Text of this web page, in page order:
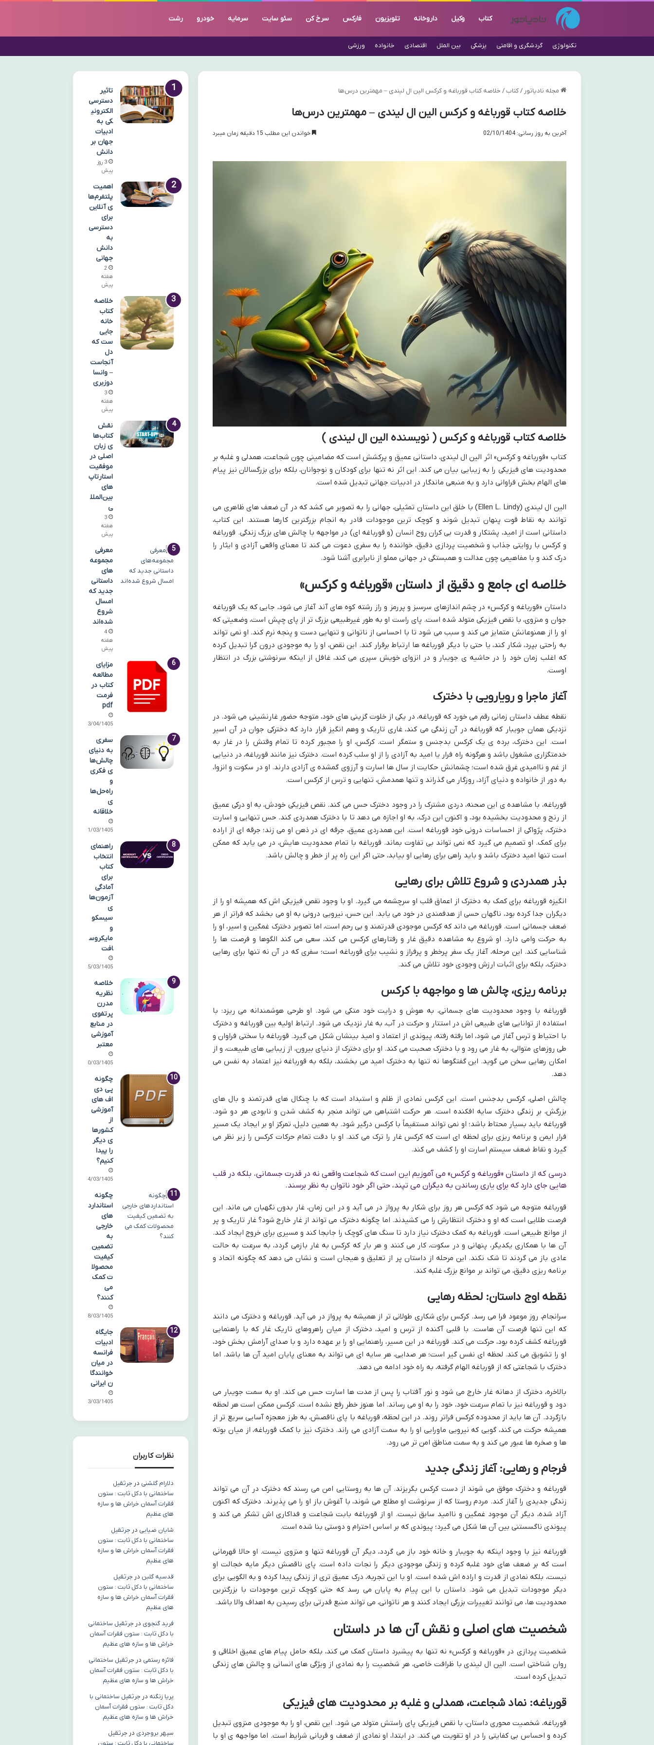
کتاب وکیل داروخانه تلویزیون فارکس سرخ کن سئو سایت سرمایه خودرو رشت
تکنولوژی گردشگری و اقامتی پزشکی بین الملل اقتصادی خانواده ورزشی
مجله نادیاتور / کتاب / خلاصه کتاب قورباغه و کرکس الین ال لیندی – مهمترین درس‌ها
خلاصه کتاب قورباغه و کرکس الین ال لیندی – مهمترین درس‌ها
آخرین به روز رسانی: 02/10/1404 خواندن این مطلب 15 دقیقه زمان میبرد
خلاصه کتاب قورباغه و کرکس ( نویسنده الین ال لیندی )
کتاب «قورباغه و کرکس» اثر الین ال لیندی، داستانی عمیق و پرکشش است که مضامینی چون شجاعت، همدلی و غلبه بر
محدودیت های فیزیکی را به زیبایی بیان می کند. این اثر نه تنها برای کودکان و نوجوانان، بلکه برای بزرگسالان نیز پیام
های الهام بخش فراوانی دارد و به منبعی ماندگار در ادبیات جهانی تبدیل شده است.
الین ال لیندی (Ellen L. Lindy) با خلق این داستان تمثیلی، جهانی را به تصویر می کشد که در آن ضعف های ظاهری می
توانند به نقاط قوت پنهان تبدیل شوند و کوچک ترین موجودات قادر به انجام بزرگترین کارها هستند. این کتاب،
داستانی است از امید، پشتکار و قدرت بی کران روح انسان (و قورباغه ای) در مواجهه با چالش های بزرگ زندگی. قورباغه
و کرکس با روایتی جذاب و شخصیت پردازی دقیق، خواننده را به سفری دعوت می کند تا معنای واقعی آزادی و ایثار را
درک کند و با مفاهیمی چون عدالت و همبستگی در جهانی مملو از نابرابری آشنا شود.
خلاصه ای جامع و دقیق از داستان «قورباغه و کرکس»
داستان «قورباغه و کرکس» در چشم اندازهای سرسبز و پررمز و راز رشته کوه های آند آغاز می شود، جایی که یک قورباغه
جوان و منزوی، با نقص فیزیکی متولد شده است. پای راست او به طور غیرطبیعی بزرگ تر از پای چپش است، وضعیتی که
او را از همنوعانش متمایز می کند و سبب می شود تا با احساسی از ناتوانی و تنهایی دست و پنجه نرم کند. او نمی تواند
به راحتی بپرد، شکار کند، یا حتی با دیگر قورباغه ها ارتباط برقرار کند. این نقص، او را به موجودی درون گرا تبدیل کرده
که اغلب زمان خود را در حاشیه ی جویبار و در انزوای خویش سپری می کند، غافل از اینکه سرنوشتی بزرگ در انتظار
اوست.
آغاز ماجرا و رویارویی با دخترک
نقطه عطف داستان زمانی رقم می خورد که قورباغه، در یکی از خلوت گزینی های خود، متوجه حضور غارنشینی می شود. در
نزدیکی همان جویبار که قورباغه در آن زندگی می کند، غاری تاریک و وهم انگیز قرار دارد که دخترکی جوان در آن اسیر
است. این دخترک، برده ی یک کرکس بدجنس و ستمگر است. کرکس، او را مجبور کرده تا تمام وقتش را در غار به
خدمتگزاری مشغول باشد و هرگونه راه فرار یا امید به آزادی را از او سلب کرده است. دخترک نیز مانند قورباغه، در دنیایی
از غم و ناامیدی غرق شده است؛ چشمانش حکایت از سال ها اسارت و آرزوی گمشده ی آزادی دارند. او در سکوت و انزوا،
به دور از خانواده و دنیای آزاد، روزگار می گذراند و تنها همدمش، تنهایی و ترس از کرکس است.
قورباغه، با مشاهده ی این صحنه، دردی مشترک را در وجود دخترک حس می کند. نقص فیزیکی خودش، به او درکی عمیق
از رنج و محدودیت بخشیده بود، و اکنون این درک، به او اجازه می دهد تا با دخترک همدردی کند. حس تنهایی و اسارت
دخترک، پژواکی از احساسات درونی خود قورباغه است. این همدردی عمیق، جرقه ای در ذهن او می زند؛ جرقه ای از اراده
برای کمک. او تصمیم می گیرد که نمی تواند بی تفاوت بماند. قورباغه با تمام محدودیت هایش، در می یابد که ممکن
است تنها امید دخترک باشد و باید راهی برای رهایی او بیابد، حتی اگر این راه پر از خطر و چالش باشد.
بذر همدردی و شروع تلاش برای رهایی
انگیزه قورباغه برای کمک به دخترک از اعماق قلب او سرچشمه می گیرد. او با وجود نقص فیزیکی اش که همیشه او را از
دیگران جدا کرده بود، ناگهان حسی از هدفمندی در خود می یابد. این حس، نیرویی درونی به او می بخشد که فراتر از هر
ضعف جسمانی است. قورباغه می داند که کرکس موجودی قدرتمند و بی رحم است، اما تصویر دخترک غمگین و اسیر، او را
به حرکت وامی دارد. او شروع به مشاهده دقیق غار و رفتارهای کرکس می کند، سعی می کند الگوها و فرصت ها را
شناسایی کند. این مرحله، آغاز یک سفر پرخطر و پرفراز و نشیب برای قورباغه است؛ سفری که در آن نه تنها برای رهایی
دخترک، بلکه برای اثبات ارزش وجودی خود تلاش می کند.
برنامه ریزی، چالش ها و مواجهه با کرکس
قورباغه با وجود محدودیت های جسمانی، به هوش و درایت خود متکی می شود. او طرحی هوشمندانه می ریزد: با
استفاده از توانایی های طبیعی اش در استتار و حرکت در آب، به غار نزدیک می شود. ارتباط اولیه بین قورباغه و دخترک
با احتیاط و ترس آغاز می شود، اما رفته رفته، پیوندی از اعتماد و امید بینشان شکل می گیرد. قورباغه با سختی فراوان و
طی روزهای متوالی، به غار می رود و با دخترک صحبت می کند. او برای دخترک از دنیای بیرون، از زیبایی های طبیعت، و از
امکان رهایی سخن می گوید. این گفتگوها نه تنها به دخترک امید می بخشند، بلکه به قورباغه نیز اعتماد به نفس می
دهد.
چالش اصلی، کرکس بدجنس است. این کرکس نمادی از ظلم و استبداد است که با چنگال های قدرتمند و بال های
بزرگش، بر زندگی دخترک سایه افکنده است. هر حرکت اشتباهی می تواند منجر به کشف شدن و نابودی هر دو شود.
قورباغه باید بسیار محتاط باشد؛ او نمی تواند مستقیماً با کرکس درگیر شود. به همین دلیل، تمرکز او بر ایجاد یک مسیر
فرار ایمن و برنامه ریزی برای لحظه ای است که کرکس غار را ترک می کند. او با دقت تمام حرکات کرکس را زیر نظر می
گیرد و نقاط ضعف سیستم اسارت او را کشف می کند.
درسی که از داستان «قورباغه و کرکس» می آموزیم این است که شجاعت واقعی نه در قدرت جسمانی، بلکه در قلب
هایی جای دارد که برای یاری رساندن به دیگران می تپند، حتی اگر خود ناتوان به نظر برسند.
قورباغه متوجه می شود که کرکس هر روز برای شکار به پرواز در می آید و در این زمان، غار بدون نگهبان می ماند. این
فرصت طلایی است که او و دخترک انتظارش را می کشیدند. اما چگونه دخترک می تواند از غار خارج شود؟ غار تاریک و پر
از موانع طبیعی است. قورباغه به کمک دخترک نیاز دارد تا سنگ های کوچک را جابجا کند و مسیری برای خروج ایجاد کند.
آن ها با همکاری یکدیگر، پنهانی و در سکوت، کار می کنند و هر بار که کرکس به غار بازمی گردد، به سرعت به حالت
عادی باز می گردند تا شک نکند. این مرحله از داستان پر از تعلیق و هیجان است و نشان می دهد که چگونه اتحاد و
برنامه ریزی دقیق، می تواند بر موانع بزرگ غلبه کند.
نقطه اوج داستان: لحظه رهایی
سرانجام، روز موعود فرا می رسد. کرکس برای شکاری طولانی تر از همیشه به پرواز در می آید. قورباغه و دخترک می دانند
که این تنها فرصت آن هاست. با قلبی آکنده از ترس و امید، دخترک از میان راهروهای تاریک غار که با راهنمایی
قورباغه کشف کرده بود، حرکت می کند. قورباغه در این مسیر، راهنمایی او را بر عهده دارد و با صدای آرامش بخش خود،
او را تشویق می کند. لحظه ای نفس گیر است؛ هر صدایی، هر سایه ای می تواند به معنای پایان امید آن ها باشد. اما
دخترک با شجاعتی که از قورباغه الهام گرفته، به راه خود ادامه می دهد.
بالاخره، دخترک از دهانه غار خارج می شود و نور آفتاب را پس از مدت ها اسارت حس می کند. او به سمت جویبار می
دود و قورباغه نیز با تمام سرعت خود، خود را به او می رساند. اما هنوز خطر رفع نشده است. کرکس ممکن است هر لحظه
بازگردد. آن ها باید از محدوده کرکس فراتر روند. در این لحظه، قورباغه با پای ناقصش، به طرز معجزه آسایی سریع تر از
همیشه حرکت می کند، گویی که نیرویی ماورایی او را به سمت آزادی می راند. دخترک نیز با کمک قورباغه، از میان بوته
ها و صخره ها عبور می کند و به سمت مناطق امن تر می رود.
فرجام و رهایی: آغاز زندگی جدید
قورباغه و دخترک موفق می شوند از دست کرکس بگریزند. آن ها به روستایی امن می رسند که دخترک در آن می تواند
زندگی جدیدی را آغاز کند. مردم روستا که از سرنوشت او مطلع می شوند، با آغوش باز او را می پذیرند. دخترک که اکنون
آزاد شده، دیگر آن موجود غمگین و ناامید سابق نیست. او از قورباغه بابت شجاعت و فداکاری اش تشکر می کند و
پیوندی ناگسستنی بین آن ها شکل می گیرد؛ پیوندی که بر اساس احترام و دوستی بنا شده است.
قورباغه نیز با وجود اینکه به جویبار و خانه خود باز می گردد، دیگر آن قورباغه تنها و منزوی نیست. او حالا قهرمانی
است که بر ضعف های خود غلبه کرده و زندگی موجودی دیگر را نجات داده است. پای ناقصش دیگر مایه خجالت او
نیست، بلکه نمادی از قدرت و اراده اش شده است. او با این تجربه، درک عمیق تری از زندگی پیدا کرده و به الگویی برای
دیگر موجودات تبدیل می شود. داستان با این پیام به پایان می رسد که حتی کوچک ترین موجودات با بزرگترین
محدودیت ها، می توانند تغییرات بزرگی ایجاد کنند و هر ناتوانی، می تواند منبع قدرتی برای رسیدن به اهداف والا باشد.
شخصیت های اصلی و نقش آن ها در داستان
شخصیت پردازی در «قورباغه و کرکس» نه تنها به پیشبرد داستان کمک می کند، بلکه حامل پیام های عمیق اخلاقی و
روان شناختی است. الین ال لیندی با ظرافت خاصی، هر شخصیت را به نمادی از ویژگی های انسانی و چالش های زندگی
تبدیل کرده است.
قورباغه: نماد شجاعت، همدلی و غلبه بر محدودیت های فیزیکی
قورباغه، شخصیت محوری داستان، با نقص فیزیکی پای راستش متولد می شود. این نقص، او را به موجودی منزوی تبدیل
کرده و احساس بی کفایتی را در او تقویت می کند. در ابتدا، او نمادی از ضعف و قربانی شرایط است. اما مواجهه ی او با
تاثیر
دسترسی
الکترونی
کی به
ادبیات
جهان بر
دانش
3 روز
پیش
اهمیت
پلتفرم‌ها
ی آنلاین
برای
دسترسی
به
دانش
جهانی
2
هفته
پیش
خلاصه
کتاب
خانه
جایی
ست که
دل
آنجاست
– وانسا
دوزبری
3
هفته
پیش
نقش
کتاب‌ها
ی زبان
اصلی در
موفقیت
استارتاپ‌
های
بین‌الملل
ی
3
هفته
پیش
معرفی
مجموعه‌
های
داستانی
جدید که
امسال
شروع
شده‌اند
4
هفته
پیش
مزایای
مطالعه
کتاب در
فرمت
pdf
13/04/1405
سفری
به دنیای
چالش‌ها
ی فکری
و
راه‌حل‌ها
ی
خلاقانه
31/03/1405
راهنمای
انتخاب
کتاب
برای
آمادگی
آزمون‌ها
ی
سیسکو
و
مایکروس
افت
25/03/1405
خلاصه
نظریه
مدرن
پرتفوی
در منابع
آموزشی
معتبر
20/03/1405
چگونه
پی دی
اف های
آموزشی
از
کشورها
ی دیگر
را پیدا
کنیم؟
14/03/1405
چگونه
استاندارد
های
خارجی
به
تضمین
کیفیت
محصولا
ت کمک
می
کنند؟
08/03/1405
جایگاه
ادبیات
فرانسه
در میان
خوانندگا
ن ایرانی
03/03/1405
نظرات کاربران
دلارام گلشنی در جرثقیل
ساختمانی با دکل ثابت : ستون
فقرات آسمان خراش ها و سازه
های عظیم
شایان ضیایی در جرثقیل
ساختمانی با دکل ثابت : ستون
فقرات آسمان خراش ها و سازه
های عظیم
قدسیه گلبن در جرثقیل
ساختمانی با دکل ثابت : ستون
فقرات آسمان خراش ها و سازه
های عظیم
فرید گنجوی در جرثقیل ساختمانی
با دکل ثابت : ستون فقرات آسمان
خراش ها و سازه های عظیم
فائزه رستمی در جرثقیل ساختمانی
با دکل ثابت : ستون فقرات آسمان
خراش ها و سازه های عظیم
پریا زنگنه در جرثقیل ساختمانی با
دکل ثابت : ستون فقرات آسمان
خراش ها و سازه های عظیم
سپهر بروجردی در جرثقیل
ساختمانی با دکل ثابت : ستون